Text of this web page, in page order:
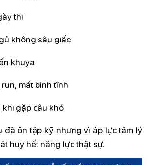
thi
không sâu giấc
khuya
mất bình tĩnh
gặp câu khó
đã ôn tập kỹ nhưng vì áp lực tâm lý
huy hết năng lực thật sự.